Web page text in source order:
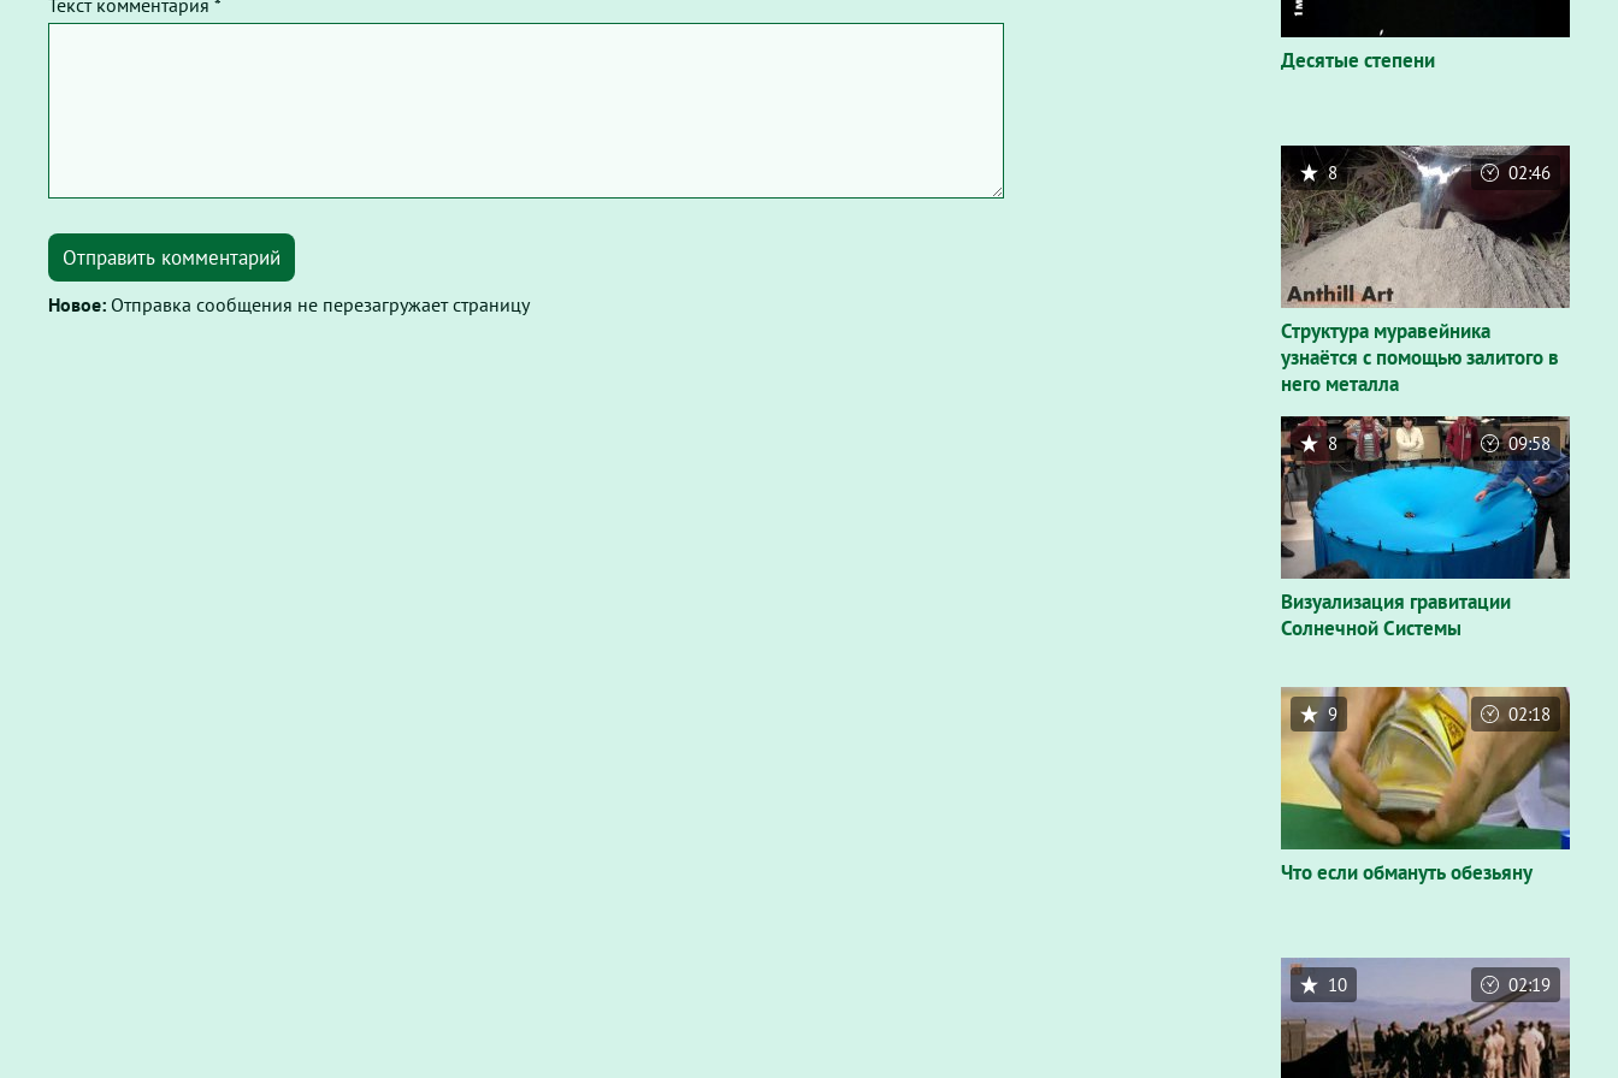
Текст комментария *
Отправить комментарий
Новое: Отправка сообщения не перезагружает страницу
Десятые степени
Структура муравейника
узнаётся с помощью залитого в
него металла
8 02:46
Визуализация гравитации
Солнечной Системы
8 09:58
Что если обмануть обезьяну
9 02:18
10 02:19